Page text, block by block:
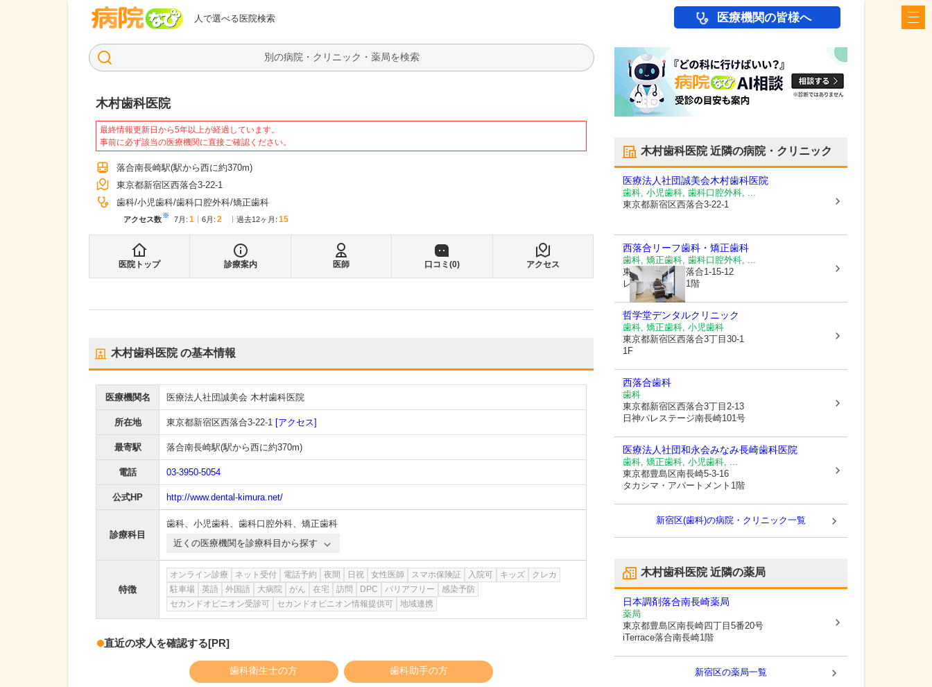
人で選べる医院検索
病院なび 医療機関の皆様へ
検索
木村歯科医院
最終情報更新日から5年以上が経過しています。
事前に必ず該当の医療機関に直接ご確認ください。
落合南長崎駅(駅から西に約370m)
東京都新宿区西落合3-22-1
歯科 小児歯科 歯科口腔外科 矯正歯科
アクセス数※ 7月 : 1 6月 : 2 過去12ヶ月: 15
医院トップ 診療案内 医師 口コミ(0) アクセス
木村歯科医院の基本情報
医療機関名 医療法人社団誠美会 木村歯科医院
所在地 東京都新宿区西落合3-22-1 [アクセス]
最寄駅 落合南長崎駅(駅から西に約370m)
電話 03-3950-5054
公式HP http://www.dental-kimura.net/
診療科目
歯科、 小児歯科、 歯科口腔外科、 矯正歯科
近くの医療機関を診療科目から探す
特徴
オンライン診療 ネット受付 電話予約 夜間 日祝 女性医師 スマホ保険証 入院可 キッズ
クレカ
駐車場
英語 外国語 大病院 がん 在宅 訪問 DPC バリアフリー
感染予防
セカンドオピニオン受診可
セカンドオピニオン情報提供可 地域連携
直近の求人を確認する[PR]
歯科衛生士の方 歯科助手の方
木村歯科医院近隣の病院・クリニック
医療法人社団誠美会木村歯科医院
歯科, 小児歯科, 歯科口腔外科, ...
東京都新宿区西落合3-22-1
西落合リーフ歯科・矯正歯科
歯科, 矯正歯科, 歯科口腔外科, ...
東京都新宿区
西落合1-15-12
レジデンス落合1階
哲学堂デンタルクリニック
歯科, 矯正歯科, 小児歯科
東京都新宿区西落合3丁目30-1
1F
西落合歯科
歯科
東京都新宿区西落合3丁目2-13
日神パレステージ南長崎101号
医療法人社団和永会みなみ長崎歯科医院
歯科, 矯正歯科, 小児歯科, ...
東京都豊島区南長崎5-3-16
タカシマ・アパートメント1階
新宿区(歯科)の病院・クリニック一覧
木村歯科医院近隣の薬局
日本調剤落合南長崎薬局
薬局
東京都豊島区南長崎四丁目5番20号
iTerrace落合南長崎1階
新宿区の薬局一覧